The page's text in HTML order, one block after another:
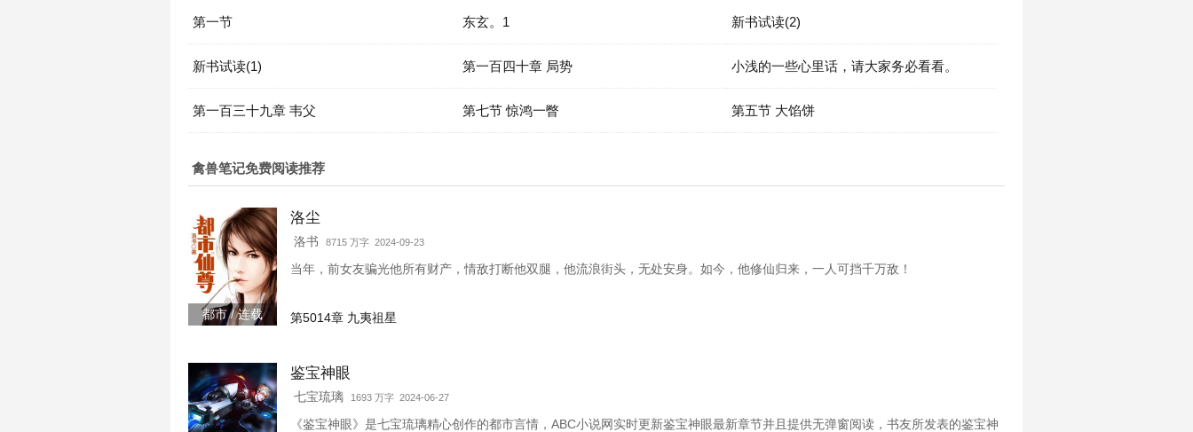
第一节 东玄。1 新书试读(2)
新书试读(1) 第一百四十章 局势 小浅的一些心里话，请大家务必看看。
第一百三十九章 韦父 第七节 惊鸿一瞥 第五节 大馅饼
禽兽笔记免费阅读推荐
都市 / 连载
洛尘
洛书 8715 万字 2024-09-23
当年，前女友骗光他所有财产，情敌打断他双腿，他流浪街头，无处安身。如今，他修仙归来，一人可挡千万敌！
第5014章 九夷祖星
鉴宝神眼
七宝琉璃 1693 万字 2024-06-27
《鉴宝神眼》是七宝琉璃精心创作的都市言情，ABC小说网实时更新鉴宝神眼最新章节并且提供无弹窗阅读，书友所发表的鉴宝神